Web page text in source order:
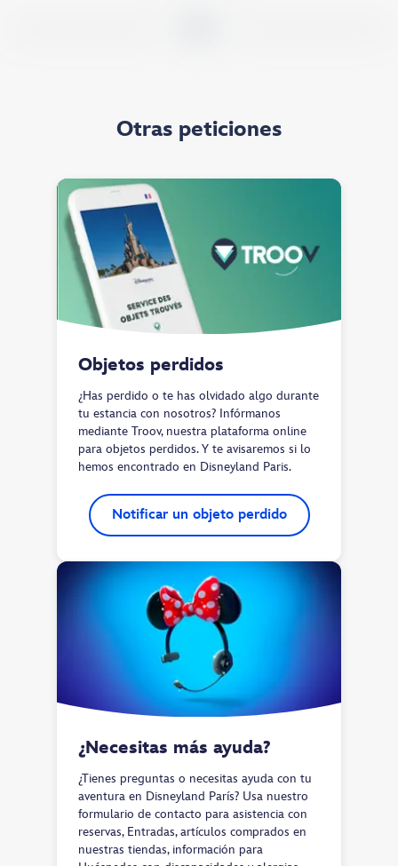
Otras peticiones
Objetos perdidos
¿Has perdido o te has olvidado algo durante
tu estancia con nosotros? Infórmanos
mediante Troov, nuestra plataforma online
para objetos perdidos. Y te avisaremos si lo
hemos encontrado en Disneyland Paris.
Notificar un objeto perdido
¿Necesitas más ayuda?
¿Tienes preguntas o necesitas ayuda con tu
aventura en Disneyland París? Usa nuestro
formulario de contacto para asistencia con
reservas, Entradas, artículos comprados en
nuestras tiendas, información para